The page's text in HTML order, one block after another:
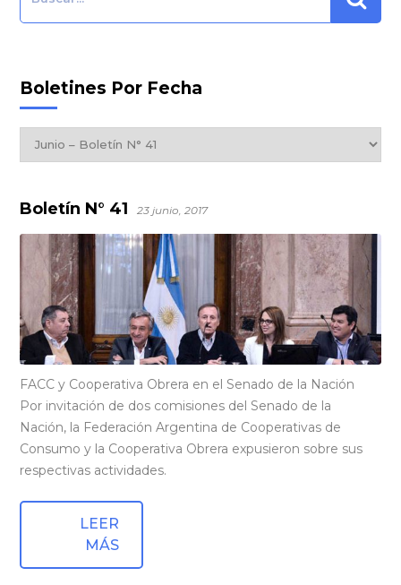
Boletín N° 41 23 junio, 2017
FACC y Cooperativa Obrera en el Senado de la Nación
Por invitación de dos comisiones del Senado de la
Nación, la Federación Argentina de Cooperativas de
Consumo y la Cooperativa Obrera expusieron sobre sus
respectivas actividades.
LEER
MÁS
Boletines Por Fecha
Boletines
por